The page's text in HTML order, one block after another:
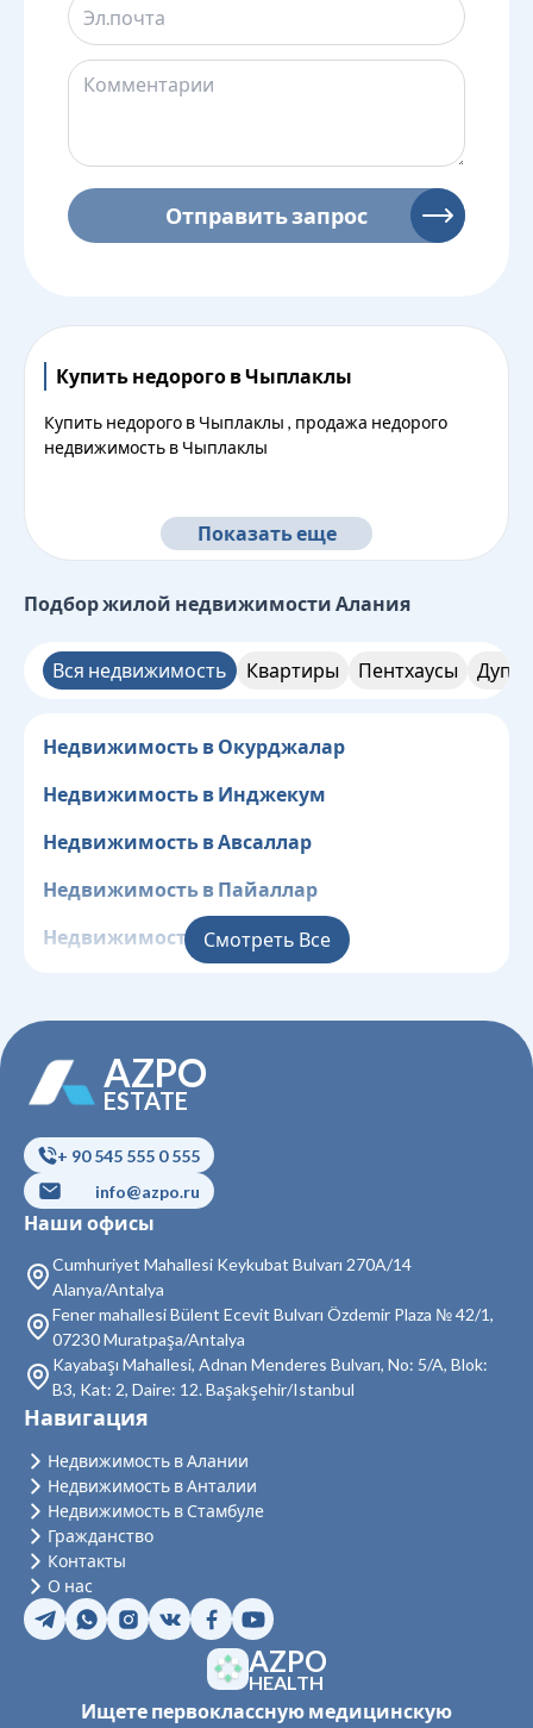
Отправить запрос
Купить недорого в Чыплаклы
Купить недорого в Чыплаклы , продажа недорого
недвижимость в Чыплаклы
Показать еще
Подбор жилой недвижимости Алания
Вся недвижимость Квартиры Пентхаусы
Недвижимость в Окурджалар
Недвижимость в Инджекум
Недвижимость в Авсаллар
Недвижимость в Пайаллар
Недвижимость в Конаклы
Недвижимость в Джикджилли
Недвижимость в Тосмур
Недвижимость в Кестель
Недвижимость в Махмутлар
Недвижимость в Каргыджак
Недвижимость в Демирташ
Недвижимость в Газипаша
Недвижимость в Тюрклер
Смотреть Все
AZPO
ESTATE
+ 90 545 555 0 555
info@azpo.ru
Наши офисы
Cumhuriyet Mahallesi Keykubat Bulvarı 270A/14
Alanya/Antalya
Fener mahallesi Bülent Ecevit Bulvarı Özdemir Plaza № 42/1,
07230 Muratpaşa/Antalya
Kayabaşı Mahallesi, Adnan Menderes Bulvarı, No: 5/A, Blok:
B3, Kat: 2, Daire: 12. Başakşehir/Istanbul
AZPO
HEALTH
Ищете первоклассную медицинскую
Навигация
Недвижимость в Алании
Недвижимость в Анталии
Недвижимость в Стамбуле
Гражданство
Контакты
О нас